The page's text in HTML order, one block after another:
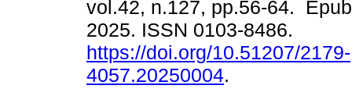
vol.42, n.127, pp.56-64.
2025. ISSN 0103-8486.
https://doi.org/10.51207/2179-
4057.20250004.